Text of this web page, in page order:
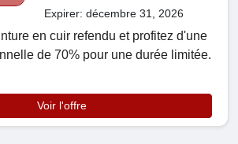
Expirer: décembre 31, 2026
en cuir refendu et profitez d'une
de 70% pour une durée limitée.
Voir l'offre